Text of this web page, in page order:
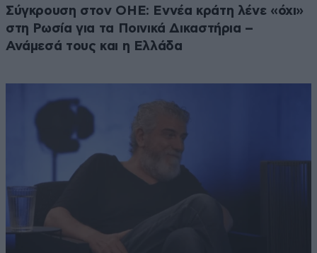
Σύγκρουση στον ΟΗΕ: Εννέα κράτη λένε «όχι»
στη Ρωσία για τα Ποινικά Δικαστήρια –
Ανάμεσά τους και η Ελλάδα